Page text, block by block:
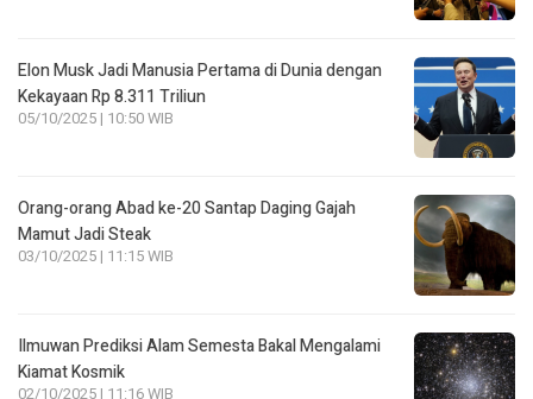
Elon Musk Jadi Manusia Pertama di Dunia dengan
Kekayaan Rp 8.311 Triliun
05/10/2025 | 10:50 WIB
Orang-orang Abad ke-20 Santap Daging Gajah
Mamut Jadi Steak
03/10/2025 | 11:15 WIB
Ilmuwan Prediksi Alam Semesta Bakal Mengalami
Kiamat Kosmik
02/10/2025 | 11:16 WIB